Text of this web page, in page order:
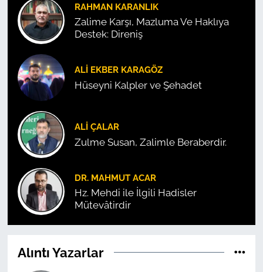
RAHMAN KARANLIK
Zalime Karşı, Mazluma Ve Haklıya
Destek: Direniş
ALI EKBER KARAGÖZ
Hüseyni Kalpler ve Şehadet
ALI ÇALAR
Zulme Susan, Zalimle Beraberdir.
DR. MAHMUT ACAR
Hz. Mehdi ile İlgili Hadisler
Mütevâtirdir
Alıntı Yazarlar